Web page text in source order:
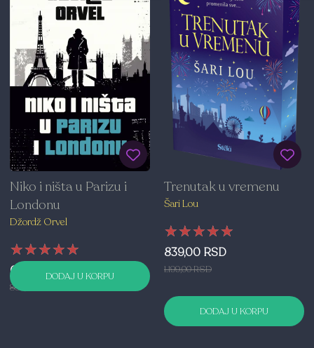
Niko i ništa u Parizu i
Londonu
Džordž Orvel
★★★★★
★★★★★
★★★★★
629,00 RSD
899,00 RSD
DODAJ U KORPU
Trenutak u vremenu
Šari Lou
★★★★★
★★★★★
★★★★★
839,00 RSD
1.199,00 RSD
DODAJ U KORPU